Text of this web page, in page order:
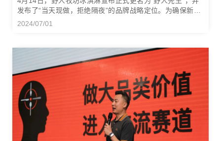
发布了“当天现做，拒绝隔夜”的品牌战略定位。为确保新品
牌战略的快速推进，野人先生还聘请了著名运动员——中
2024/07/01